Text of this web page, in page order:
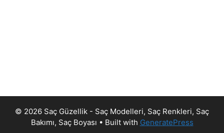
© 2026 Saç Güzellik - Saç Modelleri, Saç Renkleri, Saç
Bakımı, Saç Boyası • Built with GeneratePress